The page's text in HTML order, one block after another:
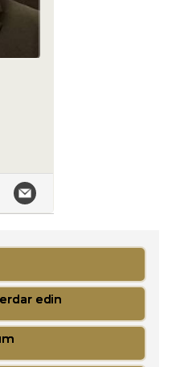
edin